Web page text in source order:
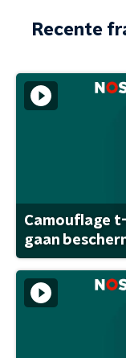
Recente
Camouflage
gaan